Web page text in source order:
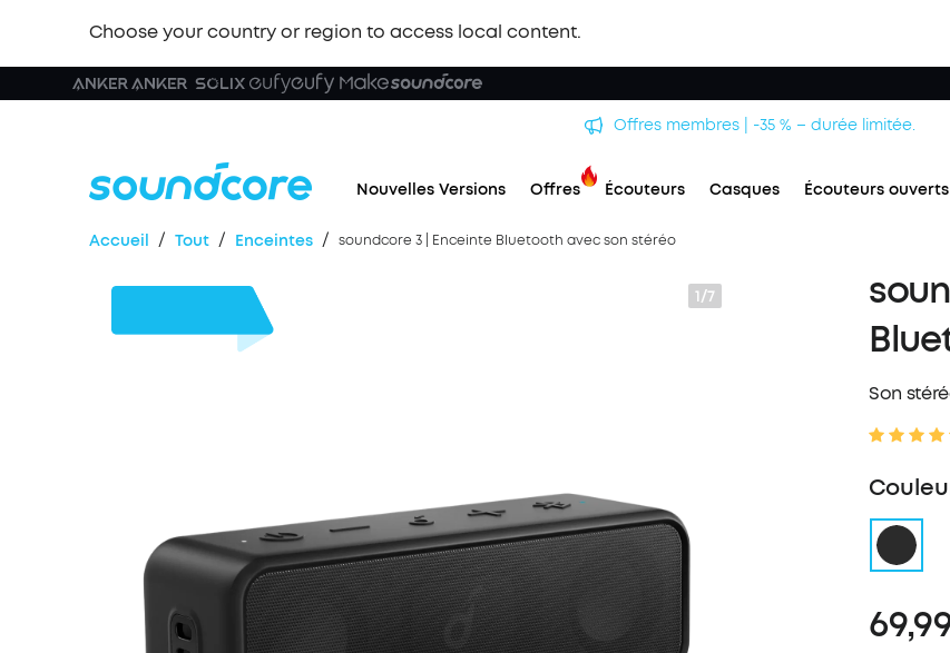
Choose your country or region to access local content.
Offres membres | -35 % – durée limitée.
Nouvelles Versions Offres Écouteurs Casques Écouteurs ouverts
Accueil / Tout / Enceintes / soundcore 3 | Enceinte Bluetooth avec son stéréo
1/7
Son